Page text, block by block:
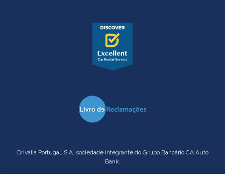
Drivalia Portugal, S.A. sociedade integrante do Grupo Bancário CA Auto
Bank.